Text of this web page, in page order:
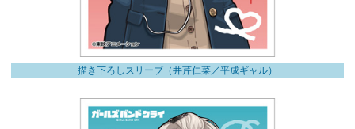
描き下ろしスリーブ（井芹仁菜／平成ギャル）